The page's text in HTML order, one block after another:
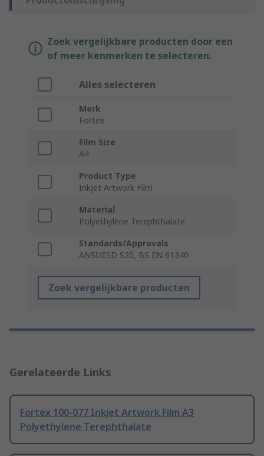
Zoek vergelijkbare producten door een
of meer kenmerken te selecteren.
Alles selecteren
Merk
Fortex
Film Size
A4
Product Type
Inkjet Artwork Film
Material
Polyethylene Terephthalate
Standards/Approvals
ANSI/ESD S20, BS EN 61340
Zoek vergelijkbare producten
Gerelateerde Links
Fortex 100-077 Inkjet Artwork Film A3
Polyethylene Terephthalate